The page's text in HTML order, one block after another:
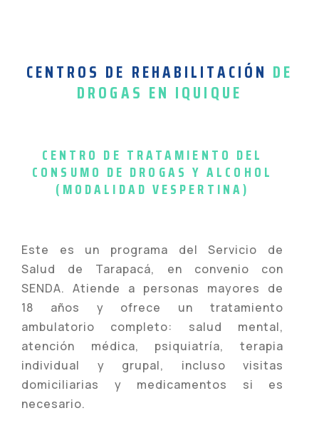
CENTROS DE REHABILITACIÓN DE
DROGAS EN IQUIQUE
CENTRO DE TRATAMIENTO DEL
CONSUMO DE DROGAS Y ALCOHOL
(MODALIDAD VESPERTINA)
Este es un programa del Servicio de
Salud de Tarapacá, en convenio con
SENDA. Atiende a personas mayores de
18 años y ofrece un tratamiento
ambulatorio completo: salud mental,
atención médica, psiquiatría, terapia
individual y grupal, incluso visitas
domiciliarias y medicamentos si es
necesario.